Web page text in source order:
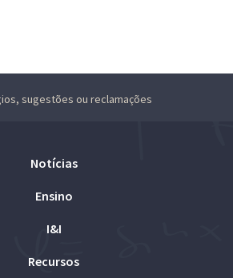
sugestões ou reclamações
Notícias
Ensino
I&I
Recursos